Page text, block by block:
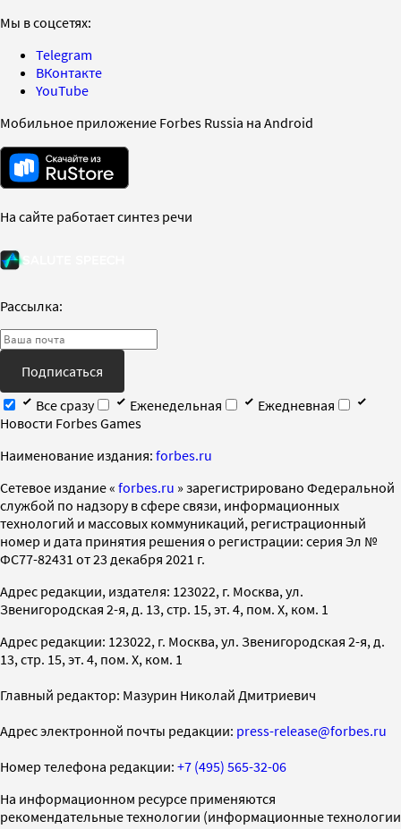
Мы в соцсетях:
Telegram
ВКонтакте
YouTube
Мобильное приложение Forbes Russia на Android
На сайте работает синтез речи
Рассылка:
Подписаться
Все сразу
Еженедельная
Ежедневная
Новости Forbes Games
Наименование издания: forbes.ru
Cетевое издание « forbes.ru » зарегистрировано Федеральной
службой по надзору в сфере связи, информационных
технологий и массовых коммуникаций, регистрационный
номер и дата принятия решения о регистрации: серия Эл №
ФС77-82431 от 23 декабря 2021 г.
Адрес редакции, издателя: 123022, г. Москва, ул.
Звенигородская 2-я, д. 13, стр. 15, эт. 4, пом. X, ком. 1
Адрес редакции: 123022, г. Москва, ул. Звенигородская 2-я, д.
13, стр. 15, эт. 4, пом. X, ком. 1
Главный редактор: Мазурин Николай Дмитриевич
Адрес электронной почты редакции: press-release@forbes.ru
Номер телефона редакции: +7 (495) 565-32-06
На информационном ресурсе применяются
рекомендательные технологии (информационные технологии